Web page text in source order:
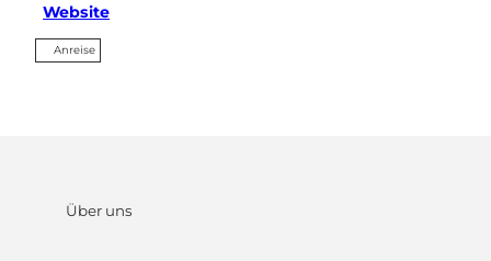
Website
Anreise
Über uns